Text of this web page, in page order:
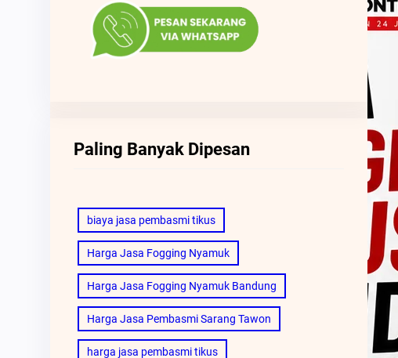
Paling Banyak Dipesan
biaya jasa pembasmi tikus
Harga Jasa Fogging Nyamuk
Harga Jasa Fogging Nyamuk Bandung
Harga Jasa Pembasmi Sarang Tawon
harga jasa pembasmi tikus